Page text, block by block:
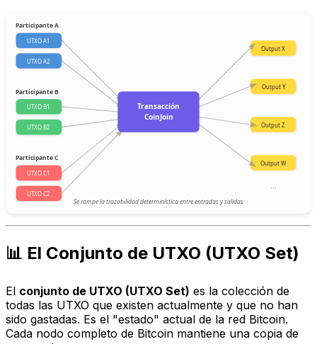
Participante A
Participante B
Participante C
UTXO A1
UTXO A2
UTXO B1
UTXO B2
UTXO C1
UTXO C2
Transacción
CoinJoin
Output X
Output Y
Output Z
Output W
...
Se rompe la trazabilidad determinística entre entradas y salidas
📊 El Conjunto de UTXO (UTXO Set)
El conjunto de UTXO (UTXO Set) es la colección de
todas las UTXO que existen actualmente y que no han
sido gastadas. Es el "estado" actual de la red Bitcoin.
Cada nodo completo de Bitcoin mantiene una copia de